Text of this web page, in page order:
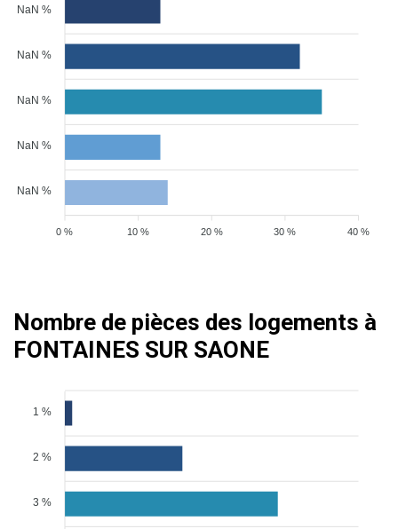
NaN %
NaN %
NaN %
NaN %
NaN %
40 %
30 %
20 %
10 %
0 %
Nombre de pièces des logements à
FONTAINES SUR SAONE
1 %
2 %
3 %